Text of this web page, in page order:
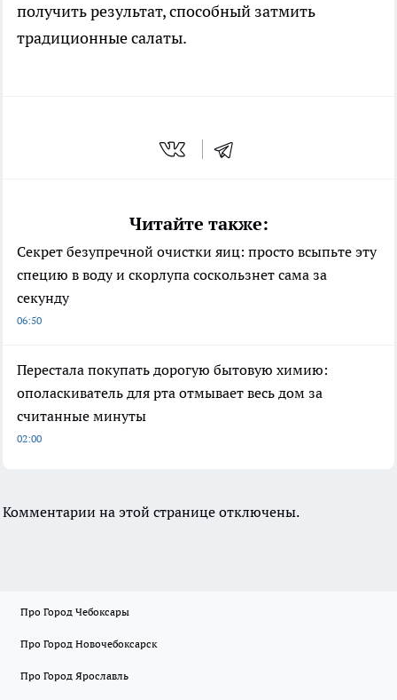
получить результат, способный затмить
традиционные салаты.
Читайте также:
Секрет безупречной очистки яиц: просто всыпьте эту
специю в воду и скорлупа соскользнет сама за
секунду
06:50
Перестала покупать дорогую бытовую химию:
ополаскиватель для рта отмывает весь дом за
считанные минуты
02:00
Комментарии на этой странице отключены.
Про Город Чебоксары
Про Город Новочебоксарск
Про Город Ярославль